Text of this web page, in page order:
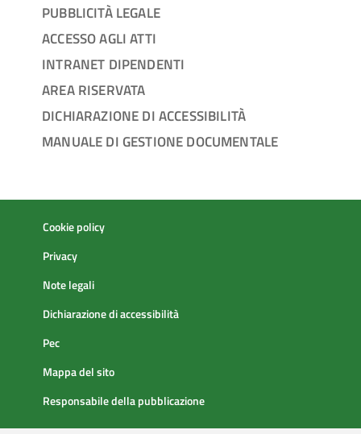
PUBBLICITÀ LEGALE
ACCESSO AGLI ATTI
INTRANET DIPENDENTI
AREA RISERVATA
DICHIARAZIONE DI ACCESSIBILITÀ
MANUALE DI GESTIONE DOCUMENTALE
Cookie policy
Privacy
Note legali
Dichiarazione di accessibilità
Pec
Mappa del sito
Responsabile della pubblicazione